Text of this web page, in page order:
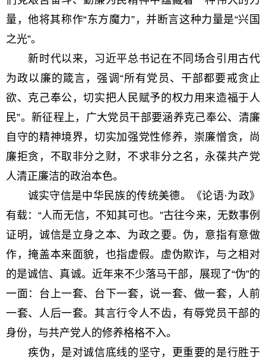
量，他将其称作“东方魔力”，并断言这种力量是“兴国
之光”。
新时代以来，习近平总书记在不同场合引用古代
为政以廉的箴言，强调“所有党员、干部都要戒贪止
欲、克己奉公，切实把人民赋予的权力用来造福于人
民”。新征程上，广大党员干部要涵养克己奉公、清廉
自守的精神境界，切实加强党性修养，崇廉憎贪，尚
廉拒贪，不取非分之财，不求非分之名，永葆共产党
人清正廉洁的政治本色。
诚实守信是中华民族的传统美德。《论语·为政》
有载：“人而无信，不知其可也。”古往今来，无数事例
证明，诚信是立身之本、为政之要。伪，意指有意做
作，掩盖本来面貌，也指虚假。虚伪欺诈，与之相对
的是诚信、真诚。近年来不少落马干部，展现了“伪”的
一面：台上一套、台下一套，说一套、做一套，人前
一套、人后一套。其言行令人不齿，有辱党员干部的
身份，与共产党人的修养格格不入。
疾伪，是对诚信底线的坚守，更重要的是行胜于